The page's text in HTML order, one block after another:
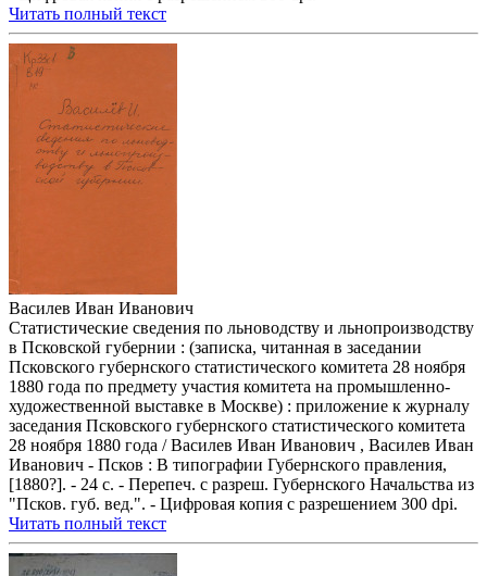
Читать полный текст
Василев Иван Иванович
Статистические сведения по льноводству и льнопроизводству
в Псковской губернии : (записка, читанная в заседании
Псковского губернского статистического комитета 28 ноября
1880 года по предмету участия комитета на промышленно-
художественной выставке в Москве) : приложение к журналу
заседания Псковского губернского статистического комитета
28 ноября 1880 года / Василев Иван Иванович , Василев Иван
Иванович - Псков : В типографии Губернского правления,
[1880?]. - 24 с. - Перепеч. с разреш. Губернского Начальства из
"Псков. губ. вед.". - Цифровая копия с разрешением 300 dpi.
Читать полный текст